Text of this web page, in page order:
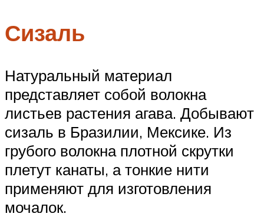
Сизаль
Натуральный материал
представляет собой волокна
листьев растения агава. Добывают
сизаль в Бразилии, Мексике. Из
грубого волокна плотной скрутки
плетут канаты, а тонкие нити
применяют для изготовления
мочалок.